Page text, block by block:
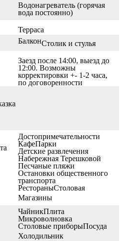
Водонагреватель (горячая
вода постоянно)
Терраса
БалконСтолик и стулья
Заезд после 14:00, выезд до
12:00. Возможны
корректировки +- 1-2 часа,
по договоренности
Достопримечательности
КафеПарки
Детские развлечения
Набережная Терешковой
Песчаные пляжи
Остановки общественного
транспорта
РестораныСтоловая
Магазины
ЧайникПлита
Микроволновка
Столовые приборыПосуда
Холодильник